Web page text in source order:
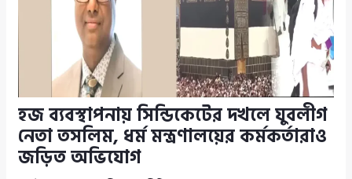
হজ ব্যবস্থাপনায় সিন্ডিকেটের দখলে যুবলীগ
নেতা তসলিম, ধর্ম মন্ত্রণালয়ের কর্মকর্তারাও
জড়িত অভিযোগ